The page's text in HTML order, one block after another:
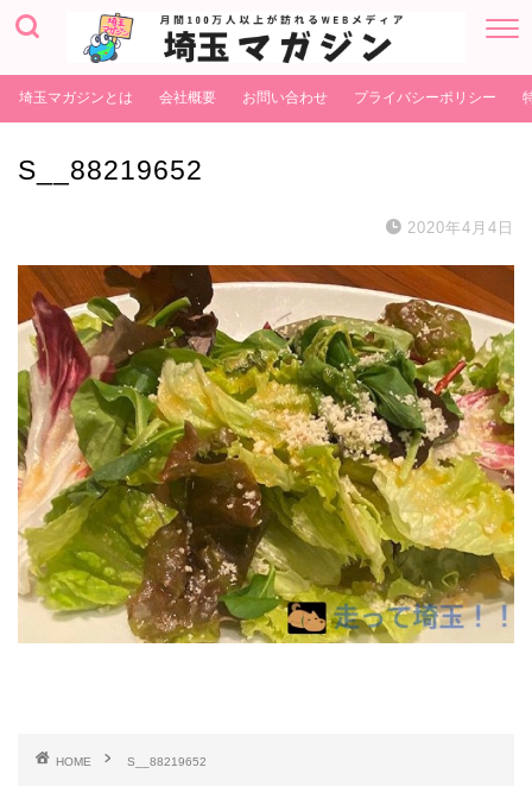
埼玉マガジンとは 会社概要 お問い合わせ プライバシーポリシー
S__88219652
2020年4月4日
HOME S__88219652